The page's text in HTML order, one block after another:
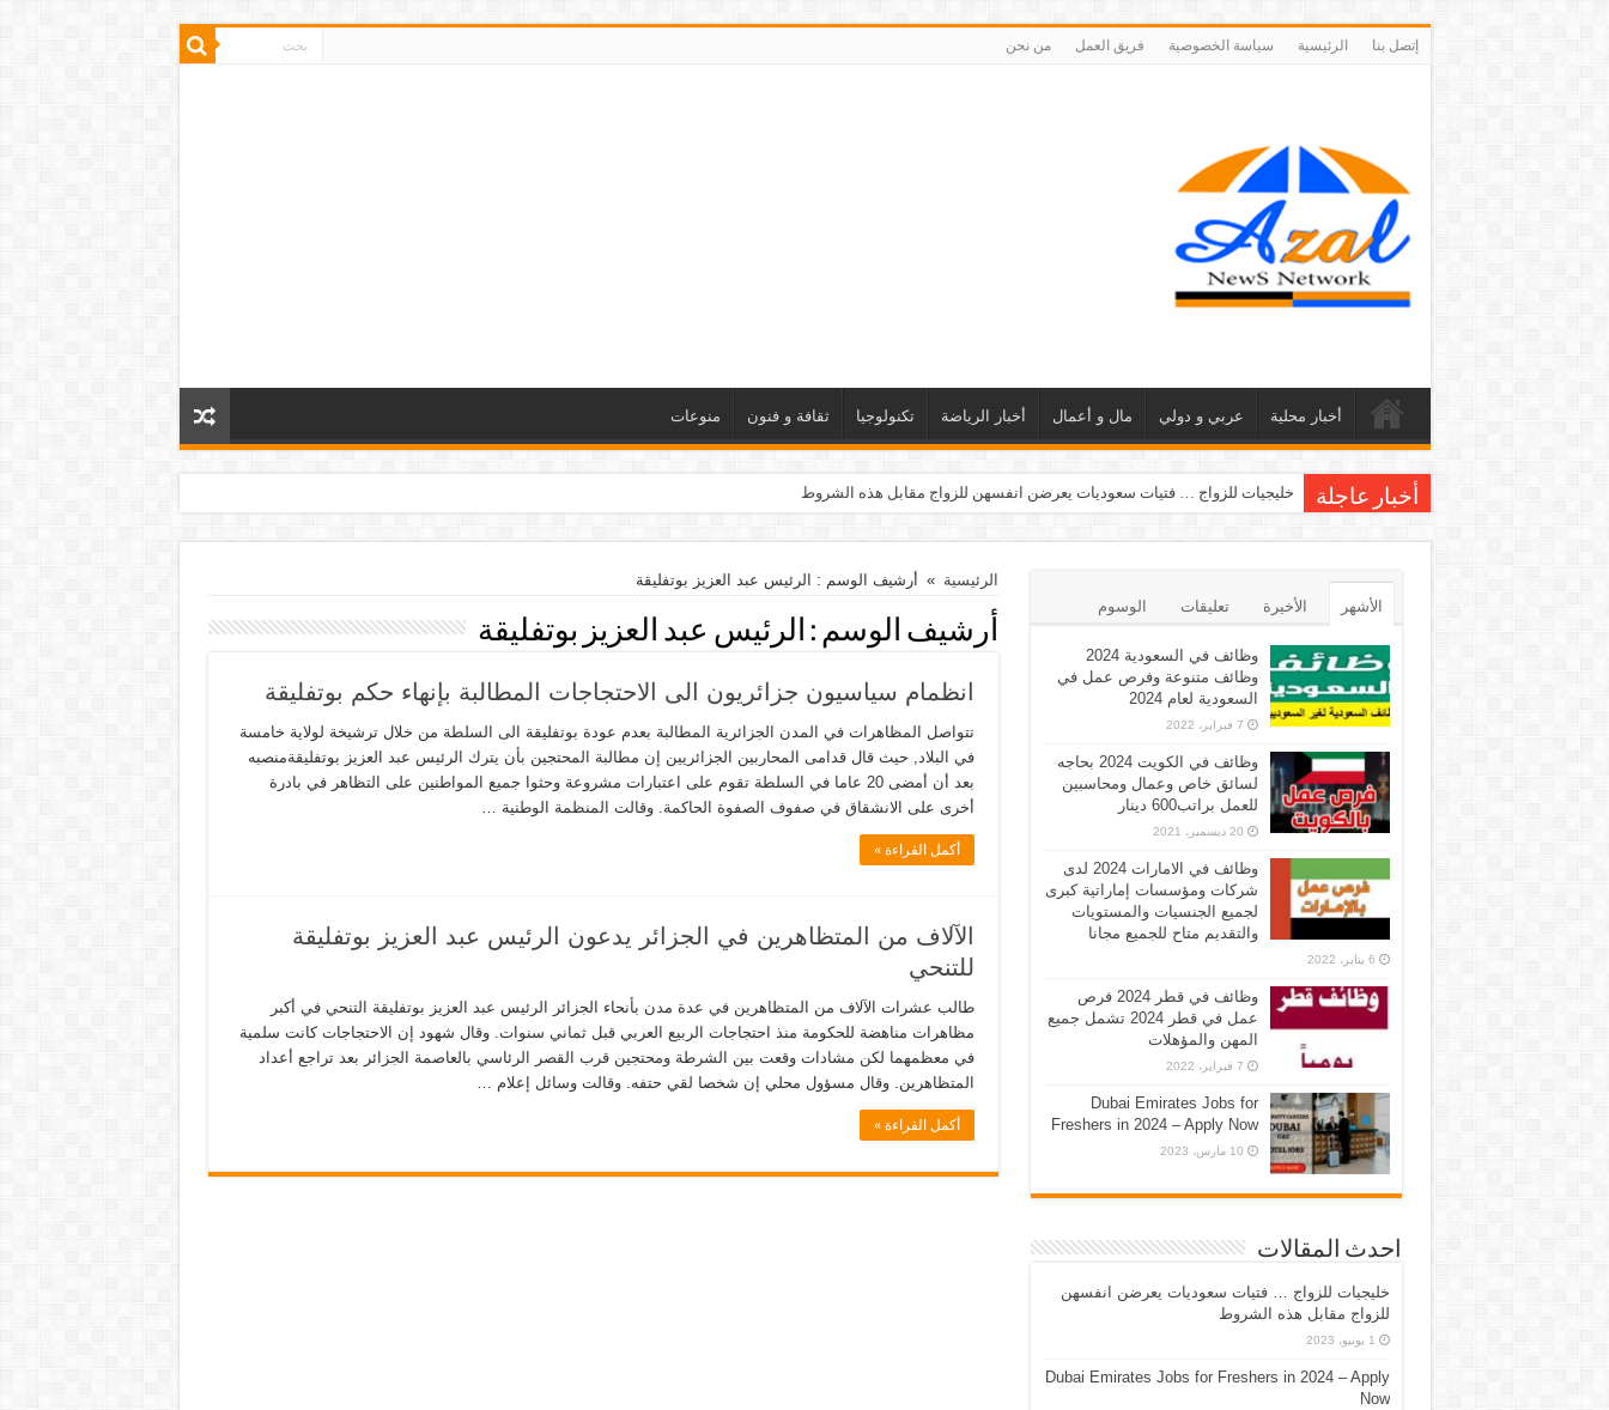
إتصل بنا الرئيسية سياسة الخصوصية فريق العمل من نحن
أخبار محلية عربي و دولي مال و أعمال أخبار الرياضة تكنولوجيا ثقافة و فنون منوعات
أخبار عاجلة خليجيات للزواج … فتيات سعوديات يعرضن انفسهن للزواج مقابل هذه الشروط
الرئيسية » أرشيف الوسم : الرئيس عبد العزيز بوتفليقة
أرشيف الوسم : الرئيس عبد العزيز بوتفليقة
انظمام سياسيون جزائريون الى الاحتجاجات المطالبة بإنهاء حكم بوتفليقة
تتواصل المظاهرات في المدن الجزائرية المطالبة بعدم عودة بوتفليقة الى السلطة من خلال ترشيخة لولاية خامسة
في البلاد, حيث قال قدامى المحاربين الجزائريين إن مطالبة المحتجين بأن يترك الرئيس عبد العزيز بوتفليقةمنصبه
بعد أن أمضى 20 عاما في السلطة تقوم على اعتبارات مشروعة وحثوا جميع المواطنين على التظاهر في بادرة
أخرى على الانشقاق في صفوف الصفوة الحاكمة. وقالت المنظمة الوطنية …
أكمل القراءة »
الآلاف من المتظاهرين في الجزائر يدعون الرئيس عبد العزيز بوتفليقة
للتنحي
طالب عشرات الآلاف من المتظاهرين في عدة مدن بأنحاء الجزائر الرئيس عبد العزيز بوتفليقة التنحي في أكبر
مظاهرات مناهضة للحكومة منذ احتجاجات الربيع العربي قبل ثماني سنوات. وقال شهود إن الاحتجاجات كانت سلمية
في معظمهما لكن مشادات وقعت بين الشرطة ومحتجين قرب القصر الرئاسي بالعاصمة الجزائر بعد تراجع أعداد
المتظاهرين. وقال مسؤول محلي إن شخصا لقي حتفه. وقالت وسائل إعلام …
أكمل القراءة »
الأشهر الأخيرة تعليقات الوسوم
وظائف في السعودية 2024
وظائف متنوعة وفرص عمل في
السعودية لعام 2024
7 فبراير، 2022
وظائف في الكويت 2024 بحاجه
لسائق خاص وعمال ومحاسبين
للعمل براتب600 دينار
20 ديسمبر، 2021
وظائف في الامارات 2024 لدى
شركات ومؤسسات إماراتية كبرى
لجميع الجنسيات والمستويات
والتقديم متاح للجميع مجانا
6 يناير، 2022
وظائف في قطر 2024 فرص
عمل في قطر 2024 تشمل جميع
المهن والمؤهلات
7 فبراير، 2022
Dubai Emirates Jobs for
Freshers in 2024 – Apply Now
10 مارس، 2023
احدث المقالات
خليجيات للزواج … فتيات سعوديات يعرضن انفسهن
للزواج مقابل هذه الشروط
1 يونيو، 2023
Dubai Emirates Jobs for Freshers in 2024 – Apply
Now